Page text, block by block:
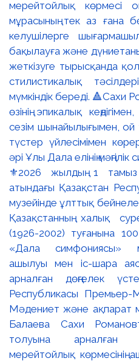
⚜️2026 жылдың 1 тамыз
атындағы Қазақстан
музейінде ұлттық
Қазақстанның халық
(1926-2002) туғанына
«Дала симфониясы»
ашылуы мен іс-шара
арналған дөңгелек
Республикасы Премьер-
Мәдениет және ақпарат
Балаева Сахи
толуына арналған
мерейтойлық көрмесінің